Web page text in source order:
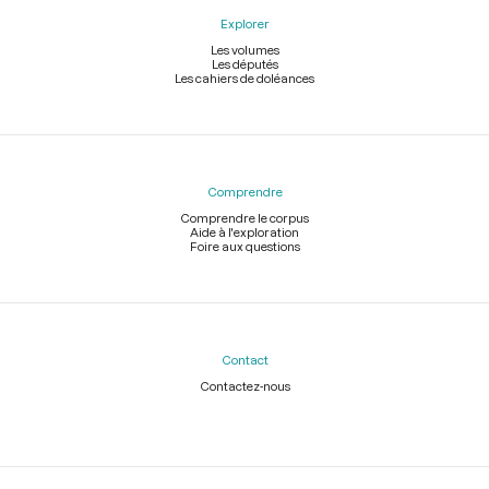
Explorer
Les volumes
Les députés
Les cahiers de doléances
Comprendre
Comprendre le corpus
Aide à l'exploration
Foire aux questions
Contact
Contactez-nous
Légal